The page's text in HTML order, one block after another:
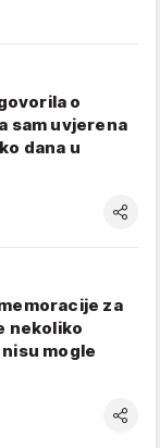
o
sam uvjerena
dana u
za
nekoliko
mogle